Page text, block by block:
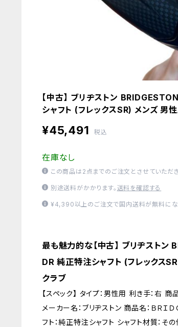
【中古】 ブリヂストン
シャフト (フレックスSR) メンズ 男
¥45,491 税込
在庫なし
この商品は2点までのご注文とさせていただき
別途送料がかかります。 送料を確認する
¥4,390以上のご注文で国内送料が無料にな
最も魅力的な【中古】 ブリヂスト
DR 純正特注シャフト (フレックス
クラブ
【スペック】 タイプ：男性用 利き手：右
メーカー名：ブリヂストン 商品名：ＢＲＩ
フト：純正特注シャフト シャフト材質：そ